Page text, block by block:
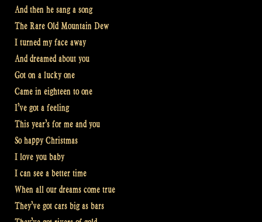
And then he sang a song
The Rare Old Mountain Dew
I turned my face away
And dreamed about you
Got on a lucky one
Came in eighteen to one
I’ve got a feeling
This year’s for me and you
So happy Christmas
I love you baby
I can see a better time
When all our dreams come true
They’ve got cars big as bars